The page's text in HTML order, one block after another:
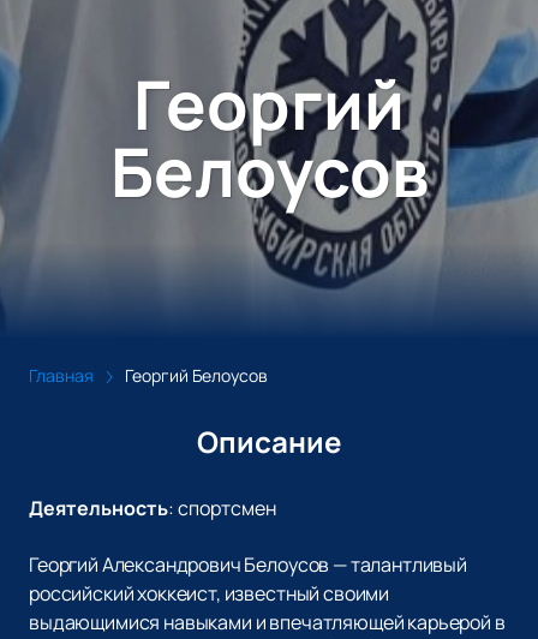
Георгий
Белоусов
Главная Георгий Белоусов
Описание
Деятельность:спортсмен
Георгий Александрович Белоусов — талантливый
российский хоккеист, известный своими
выдающимися навыками и впечатляющей карьерой в